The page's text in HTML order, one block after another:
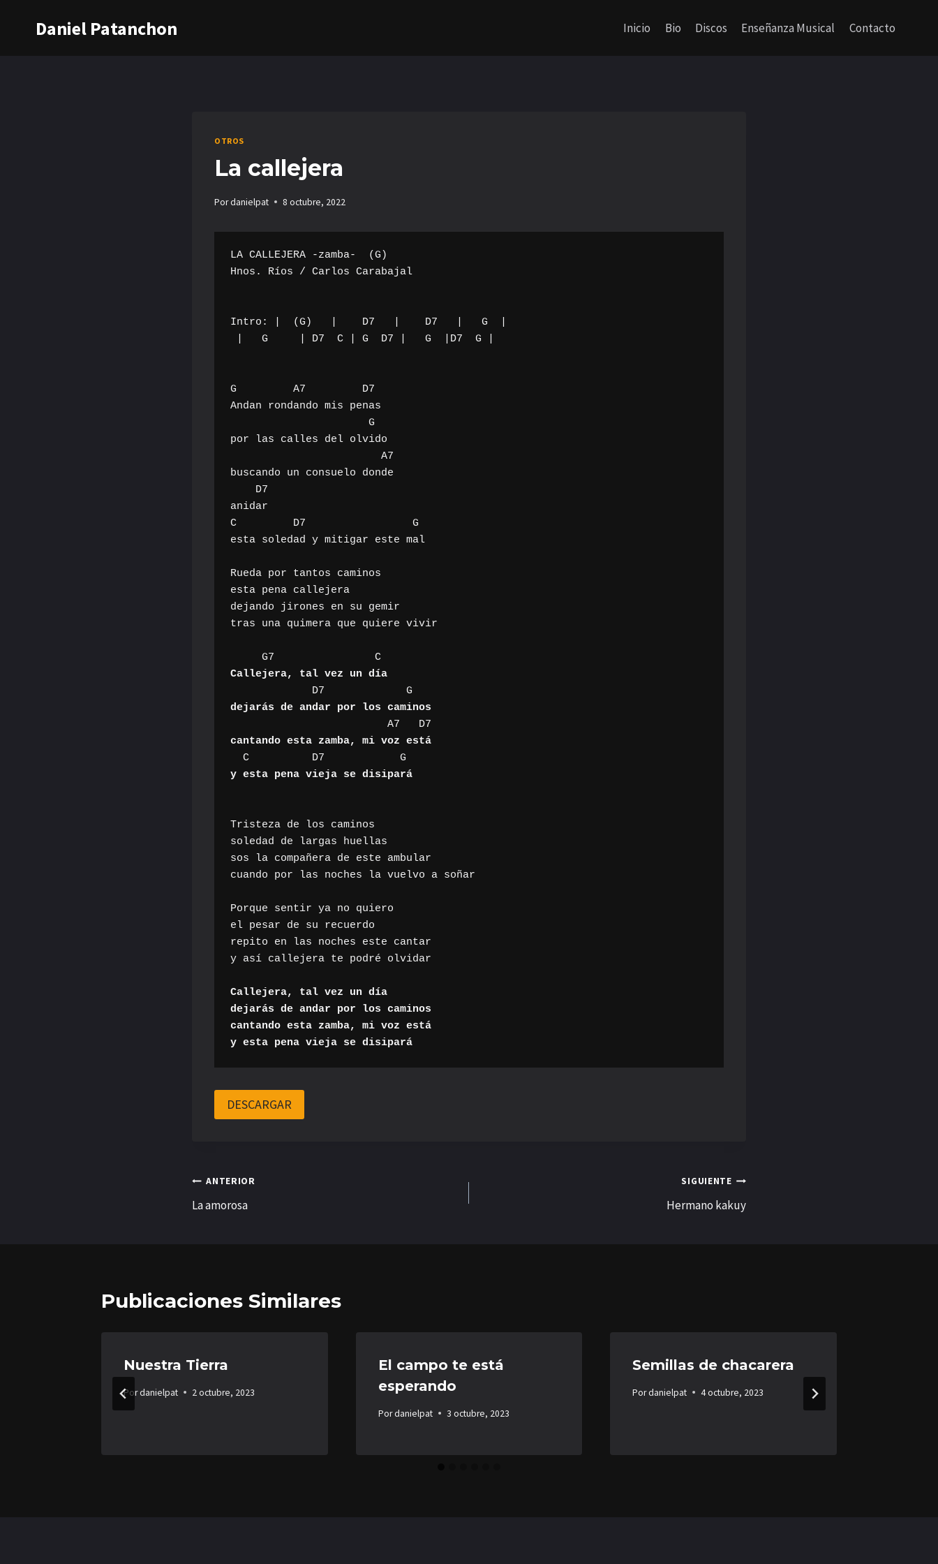
Daniel Patanchon Inicio Bio Discos Enseñanza Musical Contacto
OTROS
La callejera
Pordanielpat 8 octubre, 2022
LA CALLEJERA -zamba-  (G)
Hnos. Ríos / Carlos Carabajal
Intro: |  (G)   |    D7   |    D7   |   G  |
G         A7         D7
Andan rondando mis penas
por las calles del olvido
buscando un consuelo donde
anidar
C         D7                 G
esta soledad y mitigar este mal
Rueda por tantos caminos
esta pena callejera
dejando jirones en su gemir
tras una quimera que quiere vivir
     G7                C
Callejera, tal vez un día
dejarás de andar por los caminos
cantando esta zamba, mi voz está
y esta pena vieja se disipará
Tristeza de los caminos
soledad de largas huellas
sos la compañera de este ambular
cuando por las noches la vuelvo a soñar
Porque sentir ya no quiero
el pesar de su recuerdo
repito en las noches este cantar
y así callejera te podré olvidar
Callejera, tal vez un día
dejarás de andar por los caminos
cantando esta zamba, mi voz está
y esta pena vieja se disipará
DESCARGAR
Navegación
de
ANTERIOR
La amorosa
SIGUIENTE
Hermano kakuy
Publicaciones Similares
Nuestra Tierra
Pordanielpat 2 octubre, 2023
El campo te está
esperando
Pordanielpat 3 octubre, 2023
Semillas de chacarera
Pordanielpat 4 octubre, 2023